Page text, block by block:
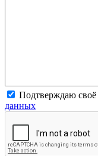
Подтверждаю своё
данных